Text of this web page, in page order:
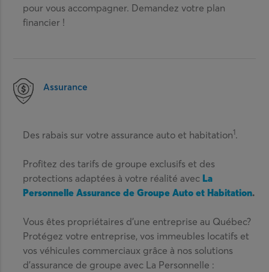
pour vous accompagner. Demandez votre plan
financier !
Assurance
Des rabais sur votre assurance auto et habitation1.
Profitez des tarifs de groupe exclusifs et des
protections adaptées à votre réalité avec La
Personnelle Assurance de Groupe Auto et Habitation.
Vous êtes propriétaires d’une entreprise au Québec?
Protégez votre entreprise, vos immeubles locatifs et
vos véhicules commerciaux grâce à nos solutions
d’assurance de groupe avec La Personnelle :